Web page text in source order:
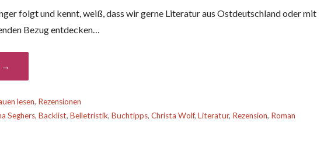
folgt und kennt, weiß, dass wir gerne Literatur aus Ostdeutschland oder mit
Bezug entdecken…
→
lesen, Rezensionen
Seghers,Backlist,Belletristik,Buchtipps,Christa Wolf,Literatur, Rezension, Roman